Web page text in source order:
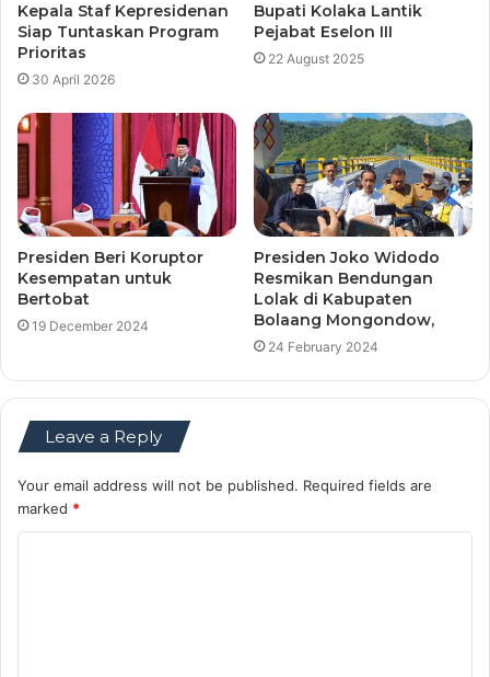
Kepala Staf Kepresidenan
Siap Tuntaskan Program
Prioritas
30 April 2026
Bupati Kolaka Lantik
Pejabat Eselon III
22 August 2025
Presiden Beri Koruptor
Kesempatan untuk
Bertobat
19 December 2024
Presiden Joko Widodo
Resmikan Bendungan
Lolak di Kabupaten
Bolaang Mongondow,
24 February 2024
Leave a Reply
Your email address will not be published. Required fields are
marked *